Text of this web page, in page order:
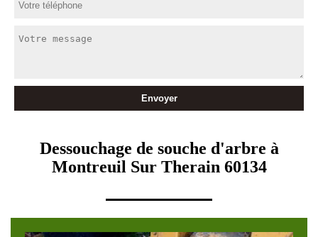
Dessouchage de souche d'arbre à
Montreuil Sur Therain 60134